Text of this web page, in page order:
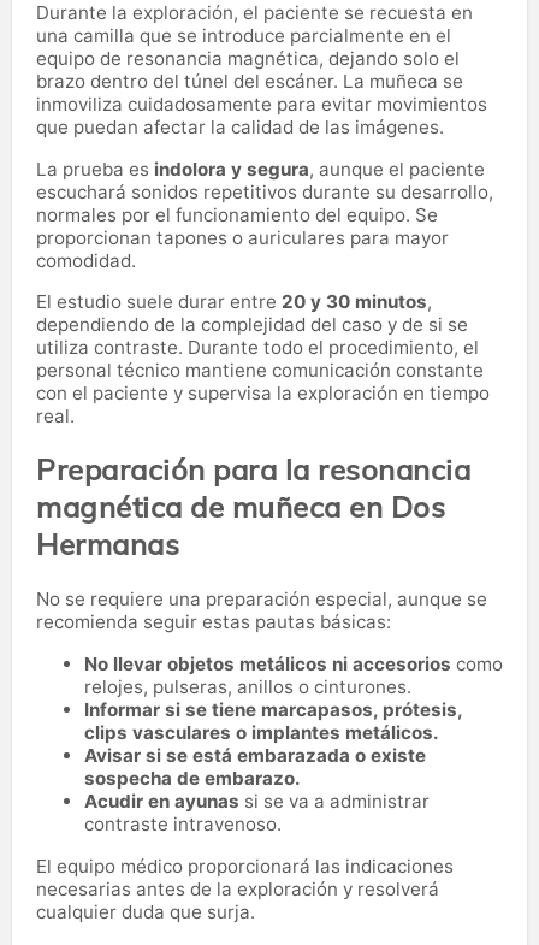
Durante la exploración, el paciente se recuesta en
una camilla que se introduce parcialmente en el
equipo de resonancia magnética, dejando solo el
brazo dentro del túnel del escáner. La muñeca se
inmoviliza cuidadosamente para evitar movimientos
que puedan afectar la calidad de las imágenes.
La prueba es indolora y segura, aunque el paciente
escuchará sonidos repetitivos durante su desarrollo,
normales por el funcionamiento del equipo. Se
proporcionan tapones o auriculares para mayor
comodidad.
El estudio suele durar entre 20 y 30 minutos,
dependiendo de la complejidad del caso y de si se
utiliza contraste. Durante todo el procedimiento, el
personal técnico mantiene comunicación constante
con el paciente y supervisa la exploración en tiempo
real.
Preparación para la resonancia
magnética de muñeca en Dos
Hermanas
No se requiere una preparación especial, aunque se
recomienda seguir estas pautas básicas:
No llevar objetos metálicos ni accesorios como
relojes, pulseras, anillos o cinturones.
Informar si se tiene marcapasos, prótesis,
clips vasculares o implantes metálicos.
Avisar si se está embarazada o existe
sospecha de embarazo.
Acudir en ayunas si se va a administrar
contraste intravenoso.
El equipo médico proporcionará las indicaciones
necesarias antes de la exploración y resolverá
cualquier duda que surja.